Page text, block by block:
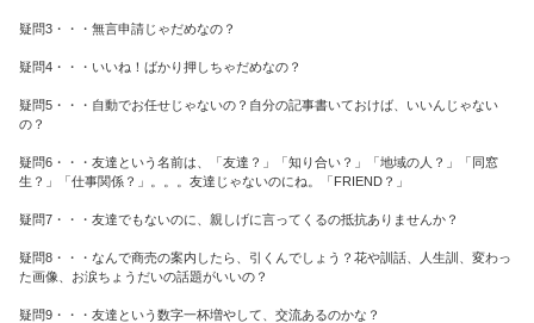
疑問3・・・無言申請じゃだめなの？
疑問4・・・いいね！ばかり押しちゃだめなの？
疑問5・・・自動でお任せじゃないの？自分の記事書いておけば、いいんじゃない
の？
疑問6・・・友達という名前は、「友達？」「知り合い？」「地域の人？」「同窓
生？」「仕事関係？」。。。友達じゃないのにね。「FRIEND？」
疑問7・・・友達でもないのに、親しげに言ってくるの抵抗ありませんか？
疑問8・・・なんで商売の案内したら、引くんでしょう？花や訓話、人生訓、変わっ
た画像、お涙ちょうだいの話題がいいの？
疑問9・・・友達という数字一杯増やして、交流あるのかな？